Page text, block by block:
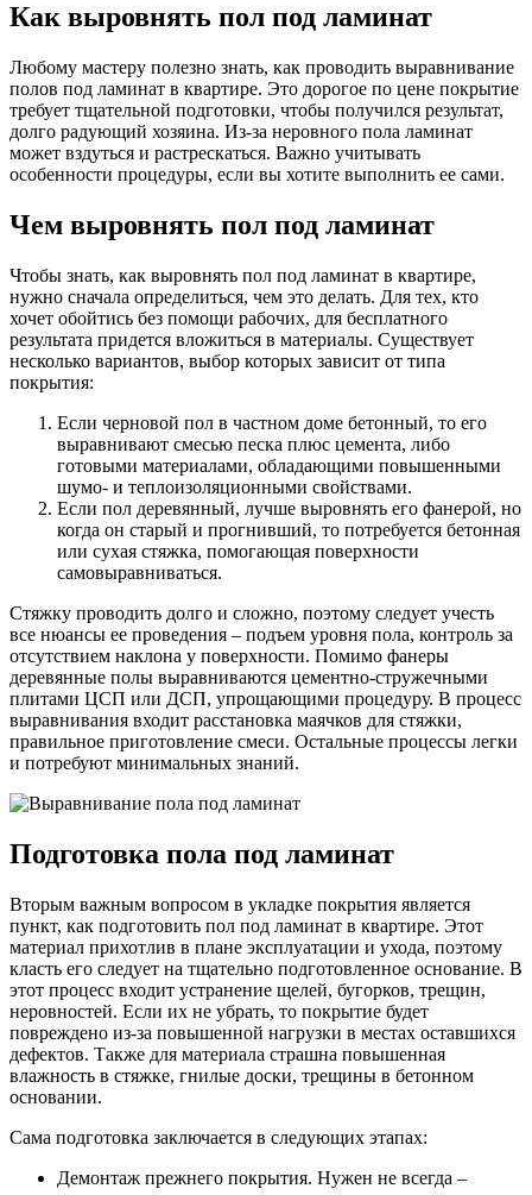
Как выровнять пол под ламинат
Любому мастеру полезно знать, как проводить выравнивание
полов под ламинат в квартире. Это дорогое по цене покрытие
требует тщательной подготовки, чтобы получился результат,
долго радующий хозяина. Из-за неровного пола ламинат
может вздуться и растрескаться. Важно учитывать
особенности процедуры, если вы хотите выполнить ее сами.
Чем выровнять пол под ламинат
Чтобы знать, как выровнять пол под ламинат в квартире,
нужно сначала определиться, чем это делать. Для тех, кто
хочет обойтись без помощи рабочих, для бесплатного
результата придется вложиться в материалы. Существует
несколько вариантов, выбор которых зависит от типа
покрытия:
Если черновой пол в частном доме бетонный, то его
выравнивают смесью песка плюс цемента, либо
готовыми материалами, обладающими повышенными
шумо- и теплоизоляционными свойствами.
Если пол деревянный, лучше выровнять его фанерой, но
когда он старый и прогнивший, то потребуется бетонная
или сухая стяжка, помогающая поверхности
самовыравниваться.
Стяжку проводить долго и сложно, поэтому следует учесть
все нюансы ее проведения – подъем уровня пола, контроль за
отсутствием наклона у поверхности. Помимо фанеры
деревянные полы выравниваются цементно-стружечными
плитами ЦСП или ДСП, упрощающими процедуру. В процесс
выравнивания входит расстановка маячков для стяжки,
правильное приготовление смеси. Остальные процессы легки
и потребуют минимальных знаний.
Подготовка пола под ламинат
Вторым важным вопросом в укладке покрытия является
пункт, как подготовить пол под ламинат в квартире. Этот
материал прихотлив в плане эксплуатации и ухода, поэтому
класть его следует на тщательно подготовленное основание. В
этот процесс входит устранение щелей, бугорков, трещин,
неровностей. Если их не убрать, то покрытие будет
повреждено из-за повышенной нагрузки в местах оставшихся
дефектов. Также для материала страшна повышенная
влажность в стяжке, гнилые доски, трещины в бетонном
основании.
Сама подготовка заключается в следующих этапах:
Демонтаж прежнего покрытия. Нужен не всегда –